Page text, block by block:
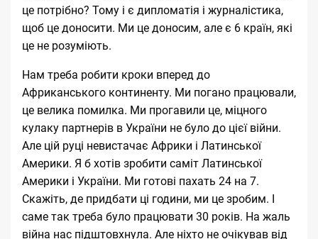
це потрібно? Тому і є дипломатія і журналістика,
щоб це доносити. Ми це доносим, але є 6 країн, які
це не розуміють.
Нам треба робити кроки вперед до
Африканського континенту. Ми погано працювали,
це велика помилка. Ми прогавили це, міцного
кулаку партнерів в України не було до цієї війни.
Але цій руці невистачає Африки і Латинської
Америки. Я б хотів зробити саміт Латинської
Америки і України. Ми готові пахать 24 на 7.
Скажіть, де придбати ці години, ми це зробим. І
саме так треба було працювати 30 років. На жаль
війна нас підштовхнула. Але ніхто не очікував від